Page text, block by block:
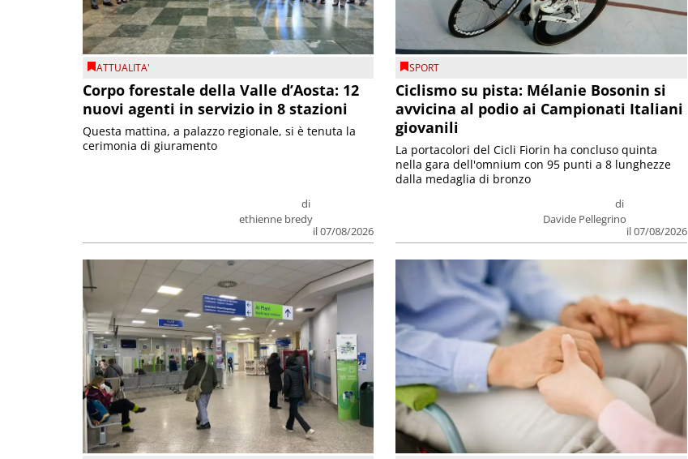
ATTUALITA'
Corpo forestale della Valle d’Aosta: 12
nuovi agenti in servizio in 8 stazioni
di
ethienne bredy
il 07/08/2026
Questa mattina, a palazzo regionale, si è tenuta la
cerimonia di giuramento
SPORT
Ciclismo su pista: Mélanie Bosonin si
avvicina al podio ai Campionati Italiani
giovanili
di
Davide Pellegrino
il 07/08/2026
La portacolori del Cicli Fiorin ha concluso quinta
nella gara dell'omnium con 95 punti a 8 lunghezze
dalla medaglia di bronzo